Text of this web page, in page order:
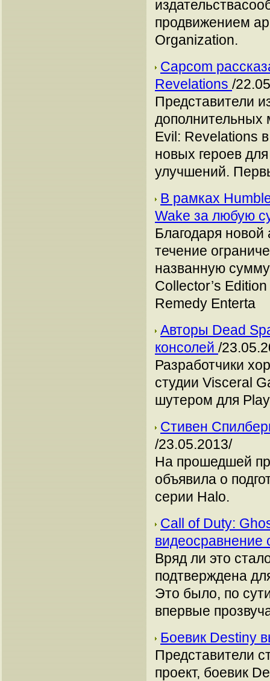
продвижением
Organization.
Capcom
Revelations /
Представители
дополнительных
Evil: Revelations
новых героев
улучшений.
В рамках
Wake за любую
Благодаря
течение
названную
Collector’s
Remedy Enterta
Авторы Dead
консолей /
Разработчики
студии Visceral
шутером для
Стивен
/23.05.2013/
На прошедшей
объявила о
серии Halo.
Call of Duty:
Вряд ли это
подтверждена
Это было, по
впервые
Боевик Destiny
Представители
проект, боевик